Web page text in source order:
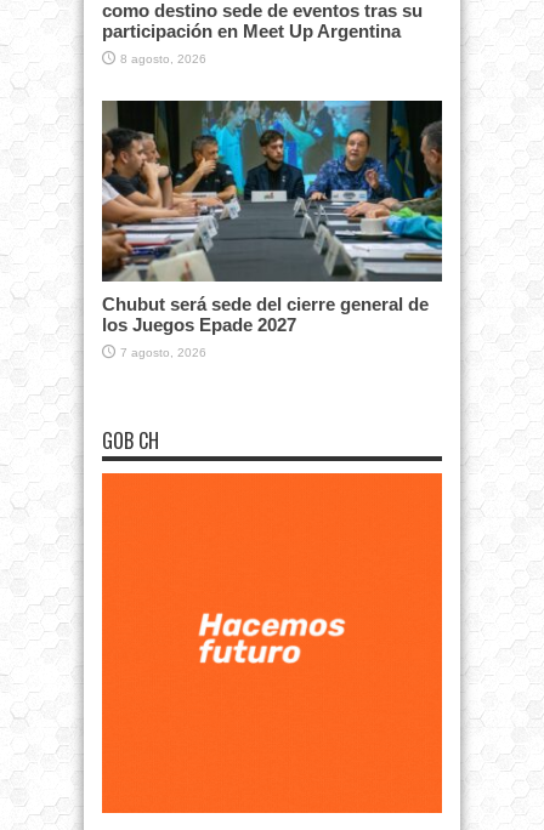
como destino sede de eventos tras su
participación en Meet Up Argentina
8 agosto, 2026
Chubut será sede del cierre general de
los Juegos Epade 2027
7 agosto, 2026
GOB CH